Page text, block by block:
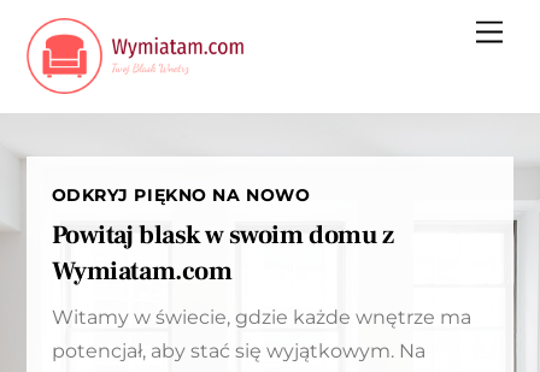
content
ODKRYJ PIĘKNO NA NOWO
Powitaj blask w swoim domu z
Wymiatam.com
Witamy w świecie, gdzie każde wnętrze ma
potencjał, aby stać się wyjątkowym. Na